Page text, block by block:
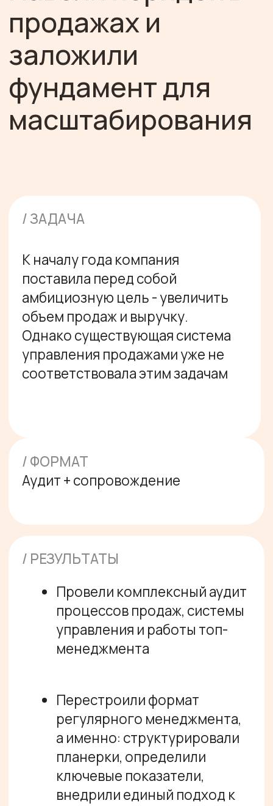
/ ЗАДАЧА
поставила перед собой
амбициозную цель - увеличить
объем продаж и выручку.
Однако существующая система
управления продажами уже не
/ ФОРМАТ
Аудит + сопровождение
/ РЕЗУЛЬТАТЫ
Провели комплексный аудит
процессов продаж, системы
управления и работы топ-
менеджмента
планированию и контролю
процессы свежим взглядом
Внедрили систему контроля
качества работы
менеджеров, а именно
разработали инструмент
оценки, подготовили
Сопроводили поиск
руководителя отдела
продаж: помогли
сформировать профиль
кандидата, доработали
оффер и дали рекомендации
по процессу найма